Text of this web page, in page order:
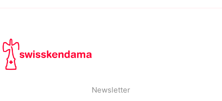
Newsletter